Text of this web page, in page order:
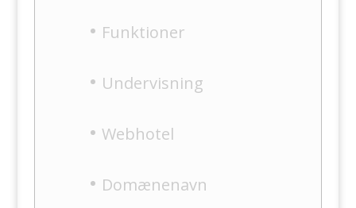
Funktioner
Undervisning
Webhotel
Domænenavn